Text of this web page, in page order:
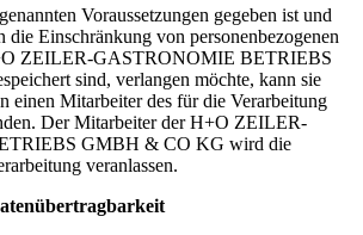
Voraussetzungen gegeben ist und
die Einschränkung von personenbezogenen
ZEILER-GASTRONOMIE BETRIEBS
sind, verlangen möchte, kann sie
einen Mitarbeiter des für die Verarbeitung
Der Mitarbeiter der H+O ZEILER-
GMBH & CO KG wird die
veranlassen.